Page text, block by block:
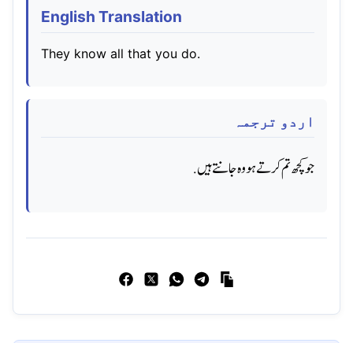
English Translation
They know all that you do.
اردو ترجمہ
جوکچھ تم کرتے ہو وه جانتے ہیں.